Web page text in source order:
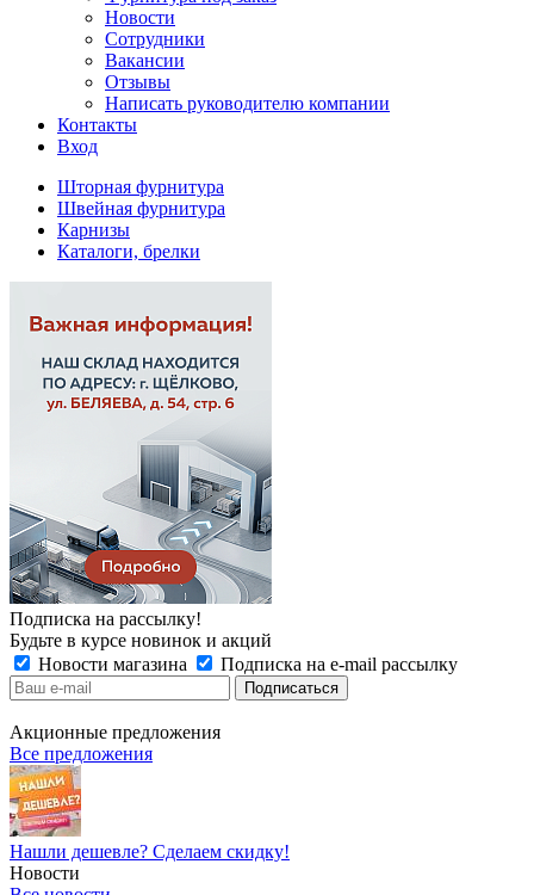
Новости
Сотрудники
Вакансии
Отзывы
Написать руководителю компании
Контакты
Вход
Шторная фурнитура
Швейная фурнитура
Карнизы
Каталоги, брелки
Подписка на рассылку!
Будьте в курсе новинок и акций
Новости магазина
Подписка на e-mail рассылку
Акционные предложения
Все предложения
Нашли дешевле? Сделаем скидку!
Новости